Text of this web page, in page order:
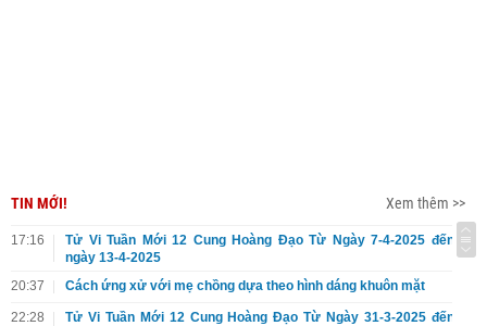
TIN MỚI! Xem thêm >>
17:16
Tử Vi Tuần Mới 12 Cung Hoàng Đạo Từ Ngày 7-4-2025 đến
ngày 13-4-2025
20:37
Cách ứng xử với mẹ chồng dựa theo hình dáng khuôn mặt
22:28
Tử Vi Tuần Mới 12 Cung Hoàng Đạo Từ Ngày 31-3-2025 đến